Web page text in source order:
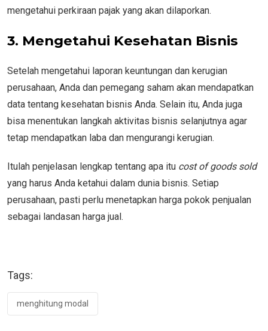
mengetahui perkiraan pajak yang akan dilaporkan.
3. Mengetahui Kesehatan Bisnis
Setelah mengetahui laporan keuntungan dan kerugian
perusahaan, Anda dan pemegang saham akan mendapatkan
data tentang kesehatan bisnis Anda. Selain itu, Anda juga
bisa menentukan langkah aktivitas bisnis selanjutnya agar
tetap mendapatkan laba dan mengurangi kerugian.
Itulah penjelasan lengkap tentang apa itu cost of goods sold
yang harus Anda ketahui dalam dunia bisnis. Setiap
perusahaan, pasti perlu menetapkan harga pokok penjualan
sebagai landasan harga jual.
Tags:
menghitung modal